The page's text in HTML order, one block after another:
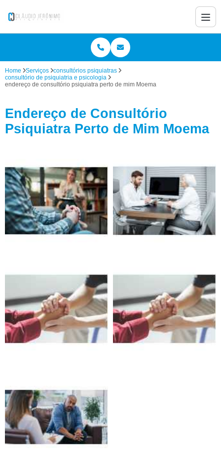
Home Serviços
consultórios psiquiatras
consultório de psiquiatria e psicologia
endereço de consultório psiquiatra perto de mim Moema
Endereço de Consultório
Psiquiatra Perto de Mim Moema